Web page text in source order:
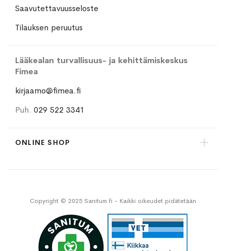
Saavutettavuusseloste
Tilauksen peruutus
Lääkealan turvallisuus- ja kehittämiskeskus
Fimea
kirjaamo@fimea.fi
Puh. 029 522 3341
ONLINE SHOP
Copyright © 2025 Sanitum.fi - Kaikki oikeudet pidätetään